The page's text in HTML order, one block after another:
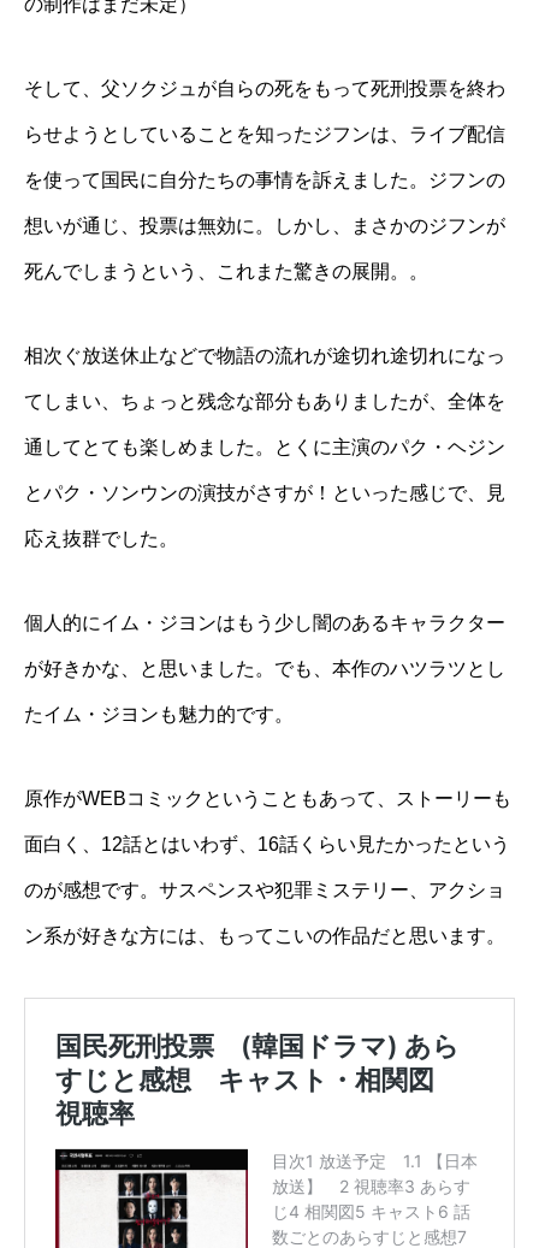
の制作はまだ未定）
そして、父ソクジュが自らの死をもって死刑投票を終わ
らせようとしていることを知ったジフンは、ライブ配信
を使って国民に自分たちの事情を訴えました。ジフンの
想いが通じ、投票は無効に。しかし、まさかのジフンが
死んでしまうという、これまた驚きの展開。。
相次ぐ放送休止などで物語の流れが途切れ途切れになっ
てしまい、ちょっと残念な部分もありましたが、全体を
通してとても楽しめました。とくに主演のパク・ヘジン
とパク・ソンウンの演技がさすが！といった感じで、見
応え抜群でした。
個人的にイム・ジヨンはもう少し闇のあるキャラクター
が好きかな、と思いました。でも、本作のハツラツとし
たイム・ジヨンも魅力的です。
原作がWEBコミックということもあって、ストーリーも
面白く、12話とはいわず、16話くらい見たかったという
のが感想です。サスペンスや犯罪ミステリー、アクショ
ン系が好きな方には、もってこいの作品だと思います。